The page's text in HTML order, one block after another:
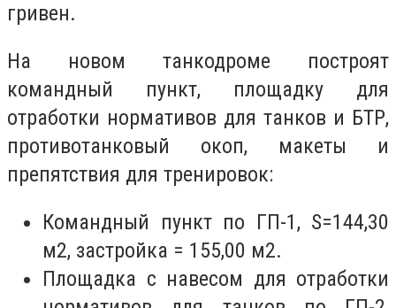
гривен.
На новом танкодроме построят
командный пункт, площадку для
отработки нормативов для танков и БТР,
противотанковый окоп, макеты и
препятствия для тренировок:
Командный пункт по ГП-1, S=144,30
м2, застройка = 155,00 м2.
Площадка с навесом для отработки